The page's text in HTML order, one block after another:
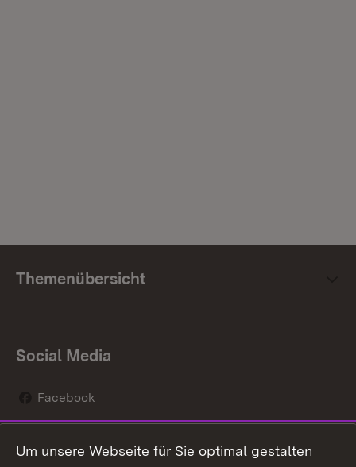
Themenübersicht
Social Media
Facebook
Um unsere Webseite für Sie optimal gestalten